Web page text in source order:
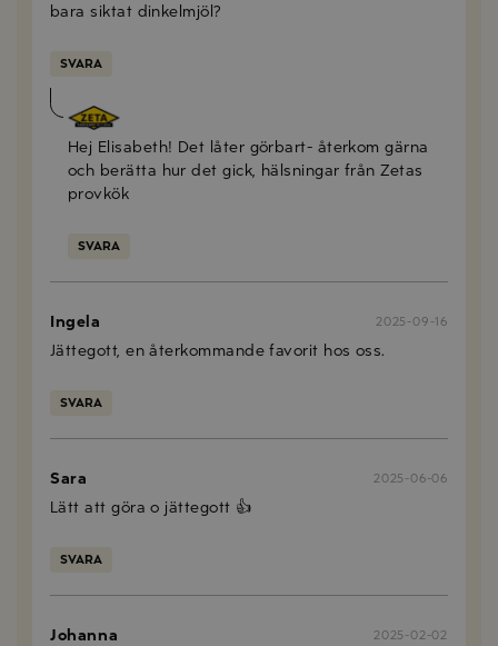
bara siktat dinkelmjöl?
SVARA
Anna Mellberg
Hej Elisabeth! Det låter görbart- återkom gärna
och berätta hur det gick, hälsningar från Zetas
provkök
SVARA
Ingela 2025-09-16
Jättegott, en återkommande favorit hos oss.
SVARA
Sara 2025-06-06
Lätt att göra o jättegott 👍
SVARA
Johanna 2025-02-02